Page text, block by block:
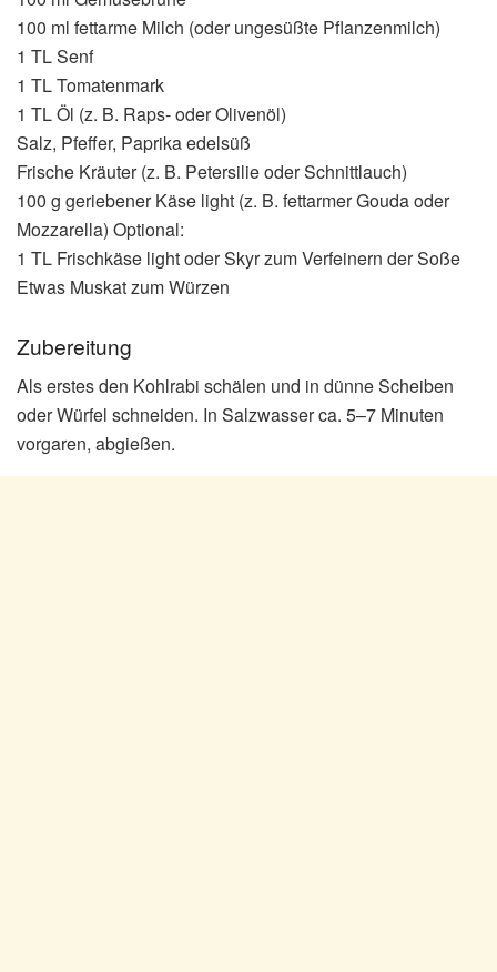
100 ml fettarme Milch (oder ungesüßte Pflanzenmilch)
1 TL Senf
1 TL Tomatenmark
1 TL Öl (z. B. Raps- oder Olivenöl)
Salz, Pfeffer, Paprika edelsüß
Frische Kräuter (z. B. Petersilie oder Schnittlauch)
100 g geriebener Käse light (z. B. fettarmer Gouda oder
Mozzarella) Optional:
1 TL Frischkäse light oder Skyr zum Verfeinern der Soße
Etwas Muskat zum Würzen
Zubereitung
Als erstes den Kohlrabi schälen und in dünne Scheiben
oder Würfel schneiden. In Salzwasser ca. 5–7 Minuten
vorgaren, abgießen.